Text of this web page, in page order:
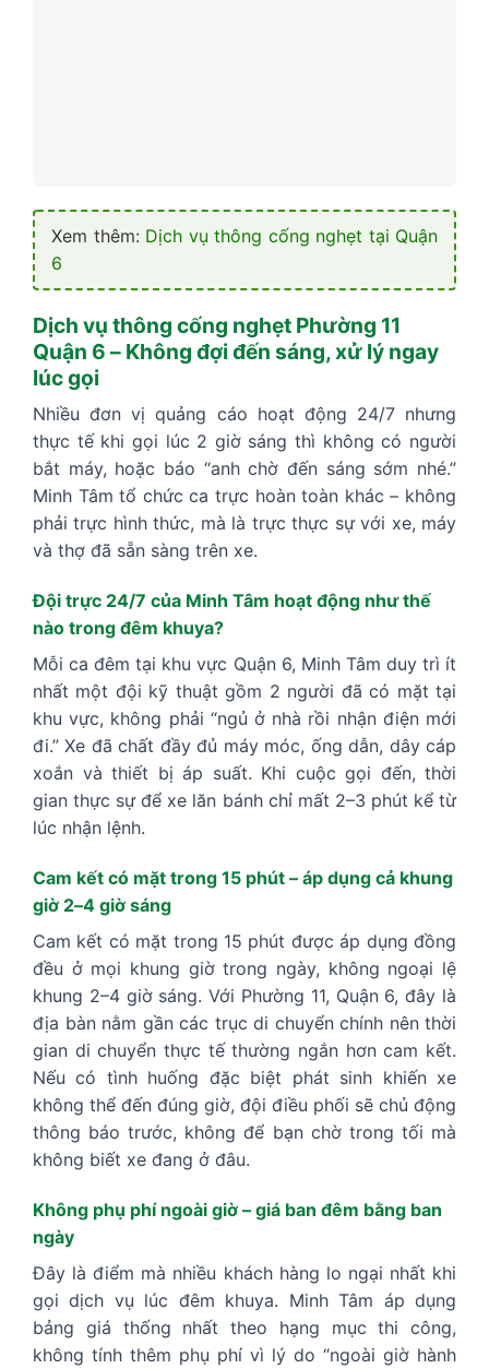
Xem thêm: Dịch vụ thông cống nghẹt tại Quận
6
Dịch vụ thông cống nghẹt Phường 11
Quận 6 – Không đợi đến sáng, xử lý ngay
lúc gọi
Nhiều đơn vị quảng cáo hoạt động 24/7 nhưng
thực tế khi gọi lúc 2 giờ sáng thì không có người
bắt máy, hoặc báo “anh chờ đến sáng sớm nhé.”
Minh Tâm tổ chức ca trực hoàn toàn khác – không
phải trực hình thức, mà là trực thực sự với xe, máy
và thợ đã sẵn sàng trên xe.
Đội trực 24/7 của Minh Tâm hoạt động như thế
nào trong đêm khuya?
Mỗi ca đêm tại khu vực Quận 6, Minh Tâm duy trì ít
nhất một đội kỹ thuật gồm 2 người đã có mặt tại
khu vực, không phải “ngủ ở nhà rồi nhận điện mới
đi.” Xe đã chất đầy đủ máy móc, ống dẫn, dây cáp
xoắn và thiết bị áp suất. Khi cuộc gọi đến, thời
gian thực sự để xe lăn bánh chỉ mất 2–3 phút kể từ
lúc nhận lệnh.
Cam kết có mặt trong 15 phút – áp dụng cả khung
giờ 2–4 giờ sáng
Cam kết có mặt trong 15 phút được áp dụng đồng
đều ở mọi khung giờ trong ngày, không ngoại lệ
khung 2–4 giờ sáng. Với Phường 11, Quận 6, đây là
địa bàn nằm gần các trục di chuyển chính nên thời
gian di chuyển thực tế thường ngắn hơn cam kết.
Nếu có tình huống đặc biệt phát sinh khiến xe
không thể đến đúng giờ, đội điều phối sẽ chủ động
thông báo trước, không để bạn chờ trong tối mà
không biết xe đang ở đâu.
Không phụ phí ngoài giờ – giá ban đêm bằng ban
ngày
Đây là điểm mà nhiều khách hàng lo ngại nhất khi
gọi dịch vụ lúc đêm khuya. Minh Tâm áp dụng
bảng giá thống nhất theo hạng mục thi công,
không tính thêm phụ phí vì lý do “ngoài giờ hành